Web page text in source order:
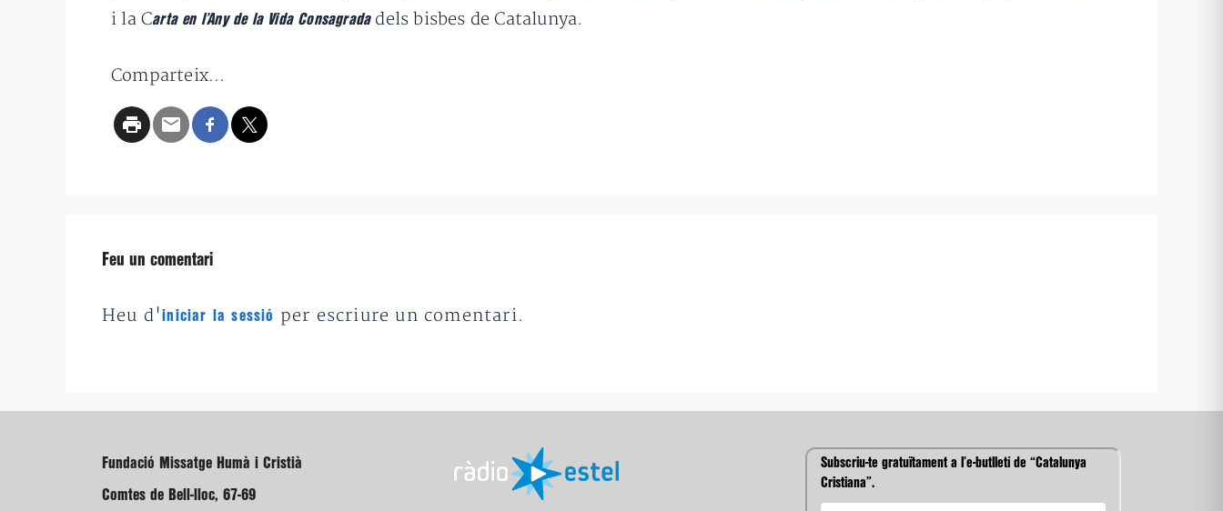
i la Carta en l’Any de la Vida Consagradadels bisbes de Catalunya.
Comparteix...
Feu un comentari
Heu d'iniciar la sessió per escriure un comentari.
Fundació Missatge Humà i Cristià
Comtes de Bell-lloc, 67-69
Subscriu-te gratuïtament a l’e-butlletí de “Catalunya
Cristiana”.